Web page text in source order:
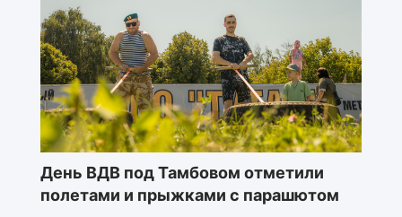
День ВДВ под Тамбовом отметили
полетами и прыжками с парашютом